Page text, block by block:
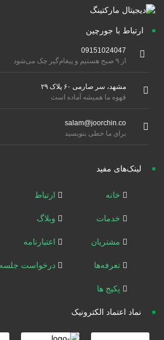
ارتباط با جورچین
09151024047
مشهد، سر صارمی ۶۰ پلاک ۲۹
قهوه ما همیشه آماده است
salam@joorchin.co
برای ما خطی بنویسید
لینک‌های مفید
خانه
خدمات
مشتریان
تعرفه‌ها
پکیج ها
ارتباط
وبلاگ
اعتبارنامه
درخواست جلسه
نماد اعتماد الکترونیک